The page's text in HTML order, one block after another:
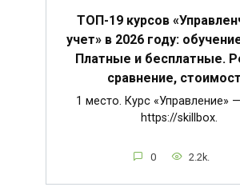
ТОП-19 курсов
учет» в 2026 году:
Платные и бесплатные.
сравнение,
1 место. Курс «Управление»
https://skillbox.
0 2.2k.